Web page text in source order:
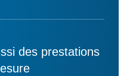
des prestations